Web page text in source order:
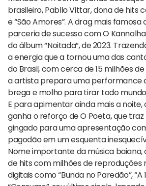
brasileiro, Pabllo Vittar, dona de hits
e “São Amores”. A drag mais
parceria de sucesso com O
do álbum “Noitada”, de 2023.
a energia que a tornou uma das
do Brasil, com cerca de 15 milhões
a artista prepara uma performance
brega e molho para tirar todo
E para apimentar ainda mais a noite,
ganha o reforço de O Poeta, que
gingado para uma apresentação
pagodão em um esquenta
Nome importante da música baiana,
de hits com milhões de reproduções
digitais como “Bunda no Paredão”, “A